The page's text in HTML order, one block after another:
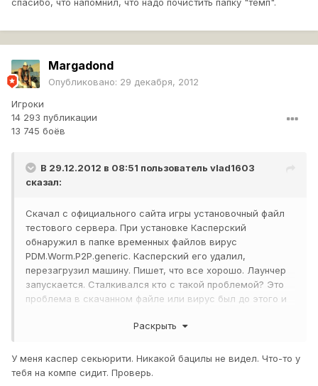
спасибо, что напомнил, что надо почистить папку "темп".
Margadond
Опубликовано: 29 декабря, 2012
Игроки
14 293 публикации
13 745 боёв
В 29.12.2012 в 08:51 пользователь vlad1603
сказал:
Скачал с официального сайта игры установочный файл
тестового сервера. При установке Касперский
обнаружил в папке временных файлов вирус
PDM.Worm.P2P.generic. Касперский его удалил,
перезагрузил машину. Пишет, что все хорошо. Лаунчер
запускается. Сталкивался кто с такой проблемой? Это
проблема в скачанном файле или вирус был до этого и
Раскрыть
У меня каспер секьюрити. Никакой бацилы не видел. Что-то у
тебя на компе сидит. Проверь.